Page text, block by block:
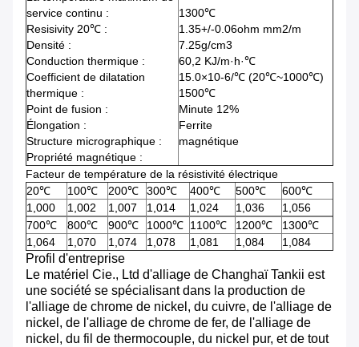
service continu :
Resisivity 20℃ :
Densité :
Conduction thermique :
Coefficient de dilatation
thermique :
Point de fusion :
Élongation :
Structure micrographique :
Propriété magnétique :
1300℃
1.35+/-0.06ohm mm2/m
7.25g/cm3
60,2 KJ/m·h·℃
15.0×10-6/℃ (20℃~1000℃)
1500℃
Minute 12%
Ferrite
magnétique
Facteur de température de la résistivité électrique
20℃
100℃ 200℃ 300℃ 400℃ 500℃
600℃
1,000
1,002 1,007 1,014 1,024 1,036
1,056
700℃
800℃ 900℃ 1000℃ 1100℃ 1200℃
1300℃
1,064
1,070 1,074 1,078 1,081 1,084 1,084
Profil d'entreprise
Le matériel Cie., Ltd d'alliage de Changhaï Tankii est
une société se spécialisant dans la production de
l'alliage de chrome de nickel, du cuivre, de l'alliage de
nickel, de l'alliage de chrome de fer, de l'alliage de
nickel, du fil de thermocouple, du nickel pur, et de tout